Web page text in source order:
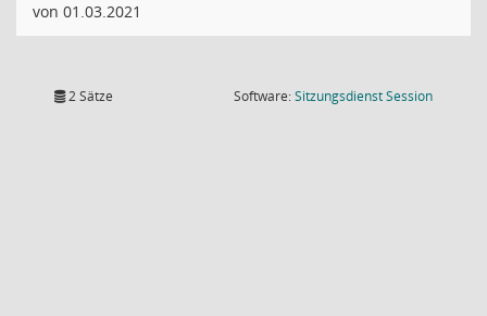
von 01.03.2021
2 Sätze Software:SitzungsdienstSession(Wird in